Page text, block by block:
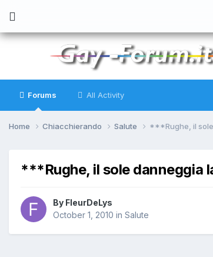
Forums All Activity
Home Chiacchierando Salute ***Rughe, il
***Rughe, il sole danneggia
By FleurDeLys
October 1, 2010 in Salute